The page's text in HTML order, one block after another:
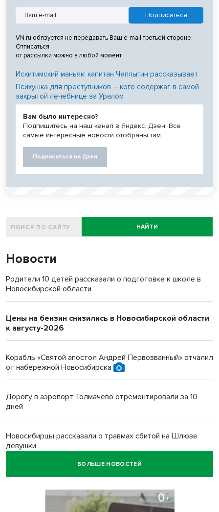
VN.ru обязуется не передавать Ваш e-mail третьей стороне.
Отписаться
от рассылки можно в любой момент
Искитимский маньяк: капитан Чеплыгин рассказывает
Психушка для преступников – кого содержат в самой
закрытой лечебнице за Уралом
Вам было интересно?
Подпишитесь на наш канал в Яндекс. Дзен. Все
самые интересные новости отобраны там.
Подписаться на Дзен
НАЙТИ
Новости
Родители 10 детей рассказали о подготовке к школе в
Новосибирской области
Цены на бензин снизились в Новосибирской области
к августу-2026
Корабль «Святой апостол Андрей Первозванный» отчалил
от набережной Новосибирска
Дорогу в аэропорт Толмачево отремонтировали за 10
дней
Новосибирцы рассказали о травмах сбитой на Шлюзе
девушки
Новосибирские девушки с ребенком пострадали в ДТП на
БОЛЬШЕ НОВОСТЕЙ